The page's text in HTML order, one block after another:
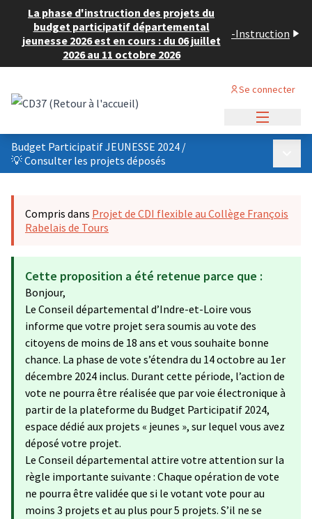
La phase d'instruction des projets du
budget participatif départemental
jeunesse 2026 est en cours : du 06 juillet
2026 au 11 octobre 2026
-Instruction
Se connecter
Budget Participatif JEUNESSE 2024 /
💡 Consulter les projets déposés
Compris dans Projet de CDI flexible au Collège François
Rabelais de Tours
Cette proposition a été retenue parce que :
Bonjour,
Le Conseil départemental d’Indre-et-Loire vous
informe que votre projet sera soumis au vote des
citoyens de moins de 18 ans et vous souhaite bonne
chance. La phase de vote s’étendra du 14 octobre au 1er
décembre 2024 inclus. Durant cette période, l’action de
vote ne pourra être réalisée que par voie électronique à
partir de la plateforme du Budget Participatif 2024,
espace dédié aux projets « jeunes », sur lequel vous avez
déposé votre projet.
Le Conseil départemental attire votre attention sur la
règle importante suivante : Chaque opération de vote
ne pourra être validée que si le votant vote pour au
moins 3 projets et au plus pour 5 projets. S’il ne se